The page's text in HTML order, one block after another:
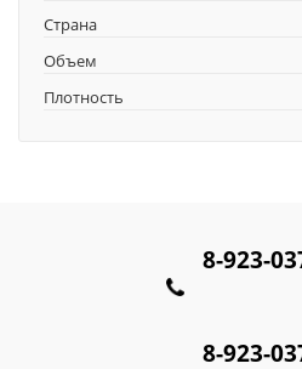
Страна
Объем
Плотность
8-923-
8-923-